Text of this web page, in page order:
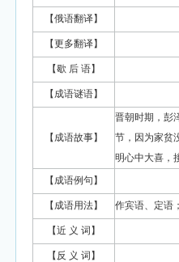
【俄语翻译】
【更多翻译】
【歇 后 语】
【成语谜语】
【成语故事】
晋朝时期，彭
节，因为家贫
明心中大喜，
【成语例句】
【成语用法】 作宾语、定语
【近 义 词】
【反 义 词】